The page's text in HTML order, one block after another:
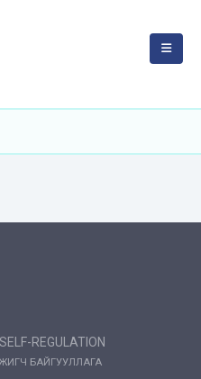
REGULATION
БАЙГУУЛЛАГА